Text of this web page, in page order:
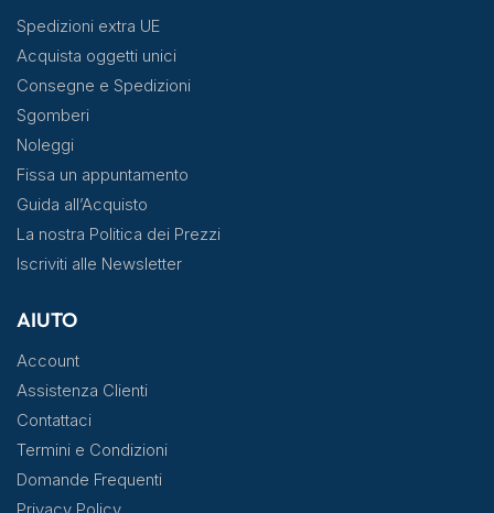
Spedizioni extra UE
Acquista oggetti unici
Consegne e Spedizioni
Sgomberi
Noleggi
Fissa un appuntamento
Guida all’Acquisto
La nostra Politica dei Prezzi
Iscriviti alle Newsletter
AIUTO
Account
Assistenza Clienti
Contattaci
Termini e Condizioni
Domande Frequenti